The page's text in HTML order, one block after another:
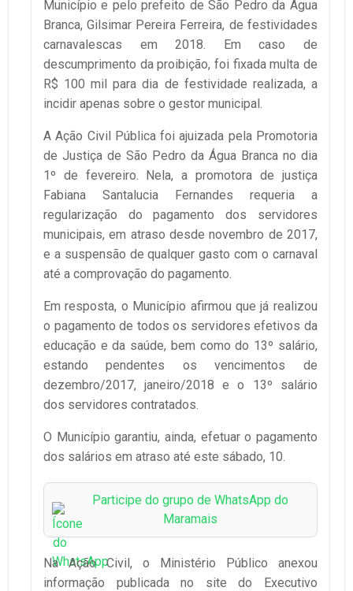
Município e pelo prefeito de São Pedro da Água
Branca, Gilsimar Pereira Ferreira, de festividades
carnavalescas em 2018. Em caso de
descumprimento da proibição, foi fixada multa de
R$ 100 mil para dia de festividade realizada, a
incidir apenas sobre o gestor municipal.
A Ação Civil Pública foi ajuizada pela Promotoria
de Justiça de São Pedro da Água Branca no dia
1º de fevereiro. Nela, a promotora de justiça
Fabiana Santalucia Fernandes requeria a
regularização do pagamento dos servidores
municipais, em atraso desde novembro de 2017,
e a suspensão de qualquer gasto com o carnaval
até a comprovação do pagamento.
Em resposta, o Município afirmou que já realizou
o pagamento de todos os servidores efetivos da
educação e da saúde, bem como do 13º salário,
estando pendentes os vencimentos de
dezembro/2017, janeiro/2018 e o 13º salário
dos servidores contratados.
O Município garantiu, ainda, efetuar o pagamento
dos salários em atraso até este sábado, 10.
Participe do grupo de WhatsApp do
Maramais
Na Ação Civil, o Ministério Público anexou
informação publicada no site do Executivo